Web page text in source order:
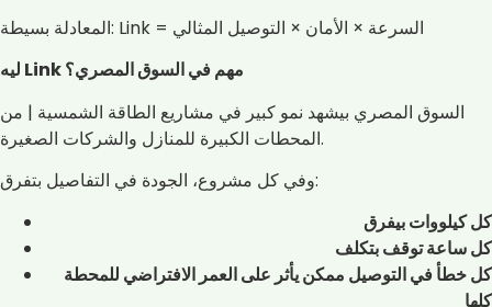
المعادلة بسيطة: Link = السرعة × الأمان × التوصيل المثالي
ليه Link مهم في السوق المصري؟
السوق المصري بيشهد نمو كبير في مشاريع الطاقة الشمسية | من
المحطات الكبيرة للمنازل والشركات الصغيرة.
وفي كل مشروع، الجودة في التفاصيل بتفرق:
كل كيلووات بيفرق
كل ساعة توقف بتكلف
كل خطأ في التوصيل ممكن يأثر على العمر الافتراضي للمحطة
كلها